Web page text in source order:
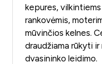
kepures,
rankovėmis,
mūvinčios kelnes.
draudžiama rūkyti
dvasininko leidimo.